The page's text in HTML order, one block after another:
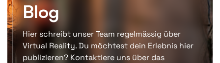
Blog
Hier schreibt unser Team regelmässig über
Virtual Reality. Du möchtest dein Erlebnis hier
publizieren? Kontaktiere uns über das